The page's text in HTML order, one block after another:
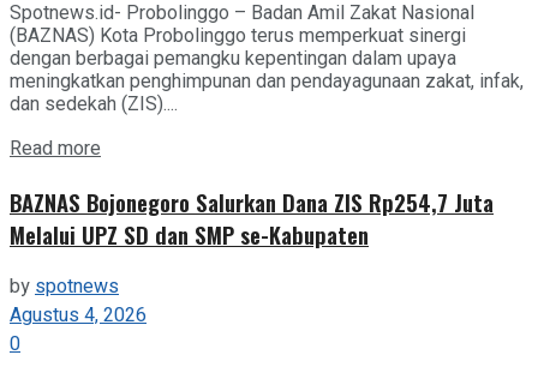
Spotnews.id- Probolinggo – Badan Amil Zakat Nasional
(BAZNAS) Kota Probolinggo terus memperkuat sinergi
dengan berbagai pemangku kepentingan dalam upaya
meningkatkan penghimpunan dan pendayagunaan zakat, infak,
dan sedekah (ZIS)....
Read more
BAZNAS Bojonegoro Salurkan Dana ZIS Rp254,7 Juta
Melalui UPZ SD dan SMP se-Kabupaten
byspotnews
Agustus 4, 2026
0